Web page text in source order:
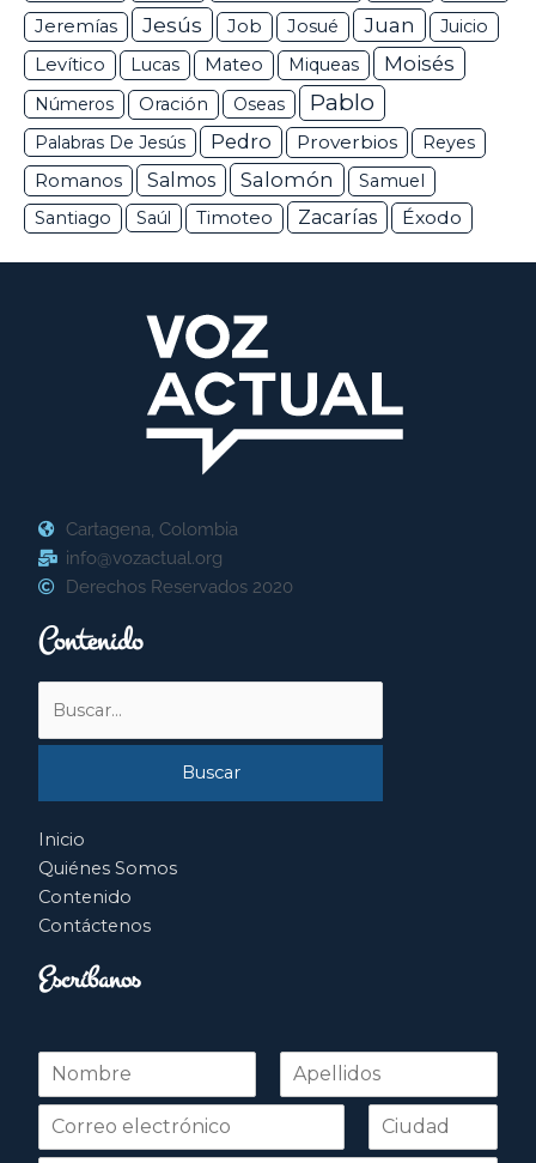
Jeremías Jesús Job Josué Juan
Juicio
Levítico
Lucas Mateo Miqueas Moisés
Números Oración Oseas Pablo
Palabras De Jesús Pedro Proverbios Reyes
Romanos Salmos Salomón
Samuel
Santiago
Saúl Timoteo Zacarías Éxodo
Cartagena, Colombia
info@vozactual.org
Derechos Reservados 2020
Contenido
por:
Inicio
Quiénes Somos
Contenido
Contáctenos
Escríbanos
N
m
r
Nombre Apellidos